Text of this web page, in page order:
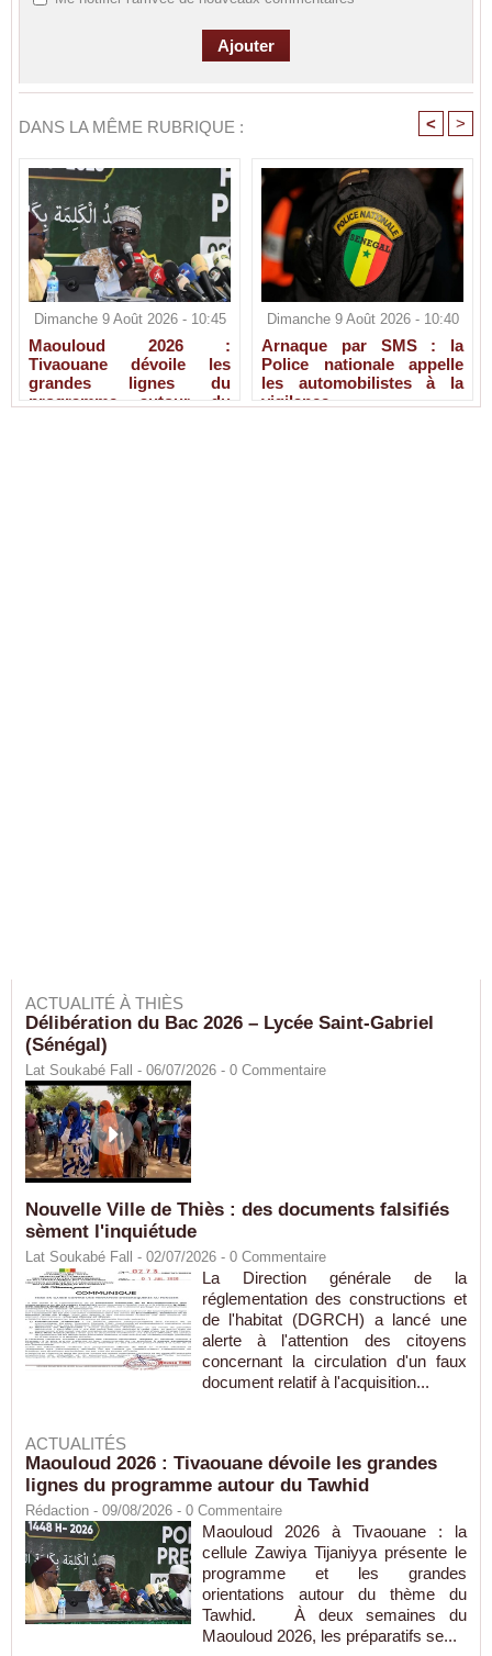
DANS LA MÊME RUBRIQUE : < >
Dimanche 9 Août 2026 - 10:45
Maouloud 2026 :
Tivaouane dévoile les
grandes lignes du
programme autour du
Dimanche 9 Août 2026 - 10:40
Arnaque par SMS : la
Police nationale appelle
les automobilistes à la
vigilance
ACTUALITÉ À THIÈS
Délibération du Bac 2026 – Lycée Saint-Gabriel
(Sénégal)
Lat Soukabé Fall - 06/07/2026 - 0 Commentaire
Nouvelle Ville de Thiès : des documents falsifiés
sèment l'inquiétude
Lat Soukabé Fall - 02/07/2026 - 0 Commentaire
La Direction générale de la
réglementation des constructions et
de l'habitat (DGRCH) a lancé une
alerte à l'attention des citoyens
concernant la circulation d'un faux
document relatif à l'acquisition...
ACTUALITÉS
Maouloud 2026 : Tivaouane dévoile les grandes
lignes du programme autour du Tawhid
Rédaction - 09/08/2026 - 0 Commentaire
Maouloud 2026 à Tivaouane : la
cellule Zawiya Tijaniyya présente le
programme et les grandes
orientations autour du thème du
Tawhid. À deux semaines du
Maouloud 2026, les préparatifs se...